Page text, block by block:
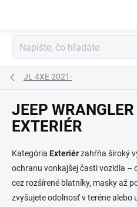
JL 4XE 2021-
JEEP
EXTERIÉR
Kategória Exteriérzahŕňa široký
ochranu vonkajšej časti vozidla –
cez rozšírené blatníky, masky až
zvyšujete odolnosť v teréne alebo